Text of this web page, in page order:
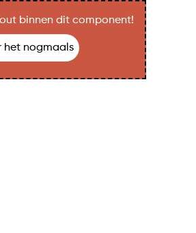
binnen dit component!
het nogmaals